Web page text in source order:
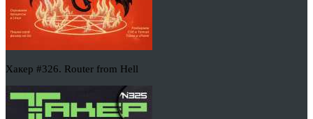
Хакер #326. Router from Hell